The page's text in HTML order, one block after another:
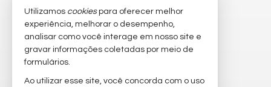
indicadores financeiros
cadastre seu imóvel
imóveis favoritos
mapa de imóveis
Utilizamos cookiespara oferecer melhor
experiência, melhorar o desempenho,
analisar como você interage em nosso site e
gravar informações coletadas por meio de
formulários.
Ao utilizar esse site, você concorda com o uso